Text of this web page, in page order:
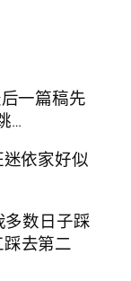
一篇稿先
…
依家好似
数日子踩
去第二